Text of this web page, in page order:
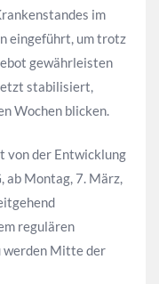
im
eingeführt, um trotz
gewährleisten
stabilisiert,
Wochen blicken.
von der Entwicklung
ab Montag, 7. März,
regulären
werden Mitte der